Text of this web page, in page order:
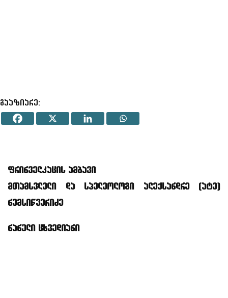
გააზიარე:
ფრინველკაცის ამბავი
მთამსვლელი და სპელეოლოგი ალექსანდრე (ატე)
ნემსიწვერიძე
ნანული ცხვედიანი